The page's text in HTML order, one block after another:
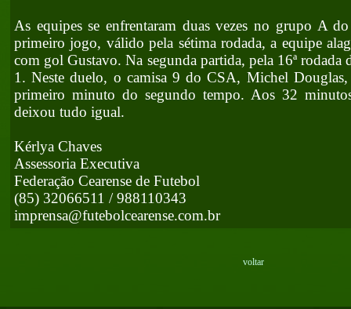
As equipes se enfrentaram duas vezes no grupo A
primeiro jogo, válido pela sétima rodada, a equipe
com gol Gustavo. Na segunda partida, pela 16ª rodada
1. Neste duelo, o camisa 9 do CSA, Michel
primeiro minuto do segundo tempo. Aos 32
deixou tudo igual.
Kérlya Chaves
Assessoria Executiva
Federação Cearense de Futebol
(85) 32066511 / 988110343
imprensa@futebolcearense.com.br
voltar